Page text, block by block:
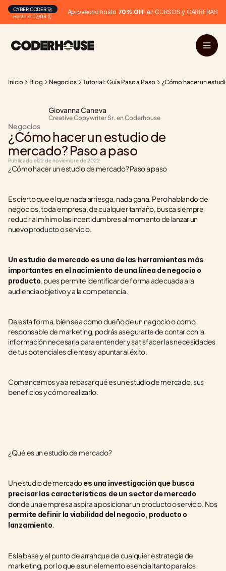
Hasta el 07/08 ⏰
CYBER CODER 🚀 Aprovecha hasta 70% OFF en CURSOS y CARRERAS
Inicio Blog Negocios Tutorial: Guía Paso a Paso ¿Cómo hacer un
Giovanna Caneva
Creative Copywriter Sr. en Coderhouse
Negocios
¿Cómo hacer un estudio de
mercado? Paso a paso
Publicado el22 de noviembre de 2022
¿Cómo hacer un estudio de mercado? Paso a paso
Es cierto que el que nada arriesga, nada gana. Pero hablando de
negocios, toda empresa, de cualquier tamaño, busca siempre
reducir al mínimo las incertidumbres al momento de lanzar un
nuevo producto o servicio.
Un estudio de mercado es una de las herramientas más
importantes en el nacimiento de una línea de negocio o
producto, pues permite identificar de forma adecuada a la
audiencia objetivo y a la competencia.
De esta forma, bien sea como dueño de un negocio o como
responsable de marketing, podrás asegurarte de contar con la
información necesaria para entender y satisfacer las necesidades
de tus potenciales clientes y apuntar al éxito.
Comencemos ya a repasar qué es un estudio de mercado, sus
beneficios y cómo realizarlo.
¿Qué es un estudio de mercado?
Un estudio de mercado es una investigación que busca
donde una empresa aspira a posicionar un producto o servicio. Nos
permite definir la viabilidad del negocio, producto o
lanzamiento.
Es la base y el punto de arranque de cualquier estrategia de
marketing, por lo que es un elemento esencial tanto para los